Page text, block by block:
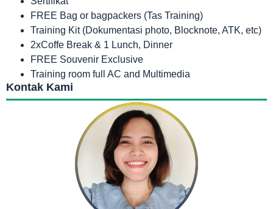
FREE Bag or bagpackers (Tas Training)
Training Kit (Dokumentasi photo, Blocknote, ATK, etc)
2xCoffe Break & 1 Lunch, Dinner
FREE Souvenir Exclusive
Training room full AC and Multimedia
Kontak Kami